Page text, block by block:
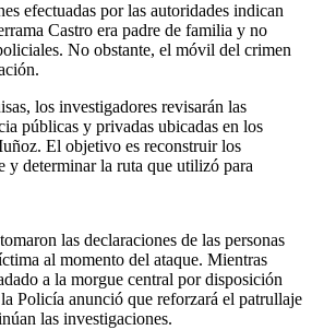
efectuadas por las autoridades indican
Castro era padre de familia y no
No obstante, el móvil del crimen
los investigadores revisarán las
públicas y privadas ubicadas en los
El objetivo es reconstruir los
y determinar la ruta que utilizó para
las declaraciones de las personas
al momento del ataque. Mientras
a la morgue central por disposición
Policía anunció que reforzará el patrullaje
las investigaciones.